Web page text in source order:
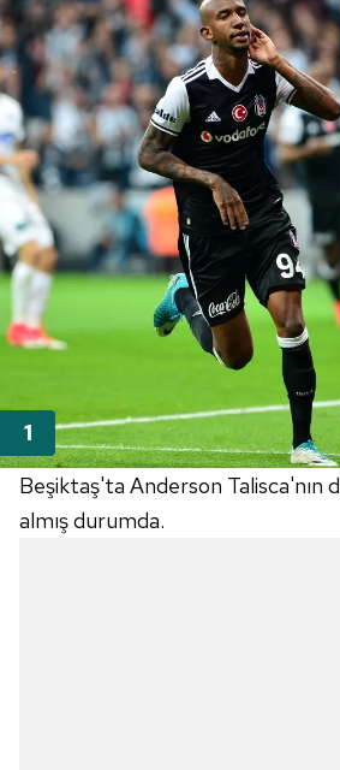
Beşiktaş'ta Anderson Talisca'nın
almış durumda.